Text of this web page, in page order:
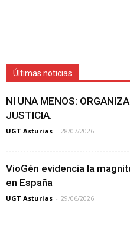
Últimas noticias
NI UNA MENOS:
JUSTICIA.
UGT Asturias - 28/07/2026
VioGén evidencia la
en España
UGT Asturias - 29/06/2026